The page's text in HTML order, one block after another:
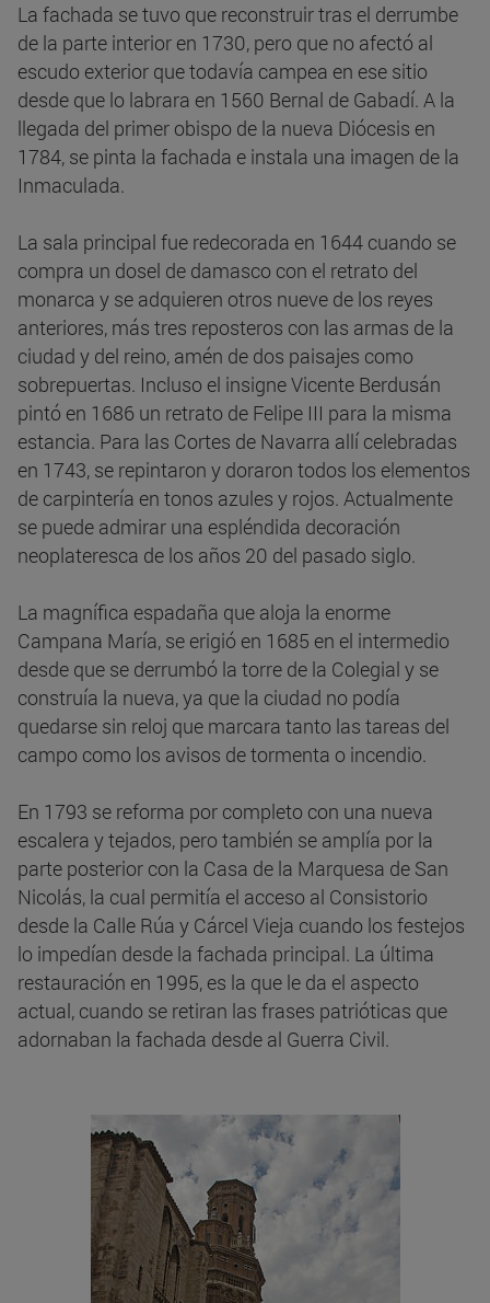
La fachada se tuvo que reconstruir tras el derrumbe
de la parte interior en 1730, pero que no afectó al
escudo exterior que todavía campea en ese sitio
desde que lo labrara en 1560 Bernal de Gabadí. A la
llegada del primer obispo de la nueva Diócesis en
1784, se pinta la fachada e instala una imagen de la
Inmaculada.
La sala principal fue redecorada en 1644 cuando se
compra un dosel de damasco con el retrato del
monarca y se adquieren otros nueve de los reyes
anteriores, más tres reposteros con las armas de la
ciudad y del reino, amén de dos paisajes como
sobrepuertas. Incluso el insigne Vicente Berdusán
pintó en 1686 un retrato de Felipe III para la misma
estancia. Para las Cortes de Navarra allí celebradas
en 1743, se repintaron y doraron todos los elementos
de carpintería en tonos azules y rojos. Actualmente
se puede admirar una espléndida decoración
neoplateresca de los años 20 del pasado siglo.
La magnífica espadaña que aloja la enorme
Campana María, se erigió en 1685 en el intermedio
desde que se derrumbó la torre de la Colegial y se
construía la nueva, ya que la ciudad no podía
quedarse sin reloj que marcara tanto las tareas del
campo como los avisos de tormenta o incendio.
En 1793 se reforma por completo con una nueva
escalera y tejados, pero también se amplía por la
parte posterior con la Casa de la Marquesa de San
Nicolás, la cual permitía el acceso al Consistorio
desde la Calle Rúa y Cárcel Vieja cuando los festejos
lo impedían desde la fachada principal. La última
restauración en 1995, es la que le da el aspecto
actual, cuando se retiran las frases patrióticas que
adornaban la fachada desde al Guerra Civil.